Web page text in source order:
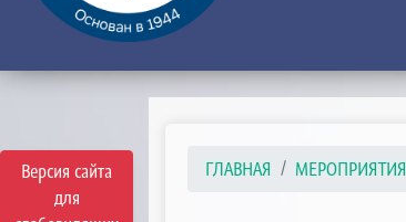
Версия сайта
для
ГЛАВНАЯ МЕРОПРИЯТИЯ